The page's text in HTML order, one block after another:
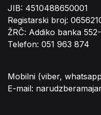
JIB: 4510488650001
Registarski broj:
ŽRČ: Addiko banka
Telefon: 051 963 874
Mobilni (viber,
E-mail: